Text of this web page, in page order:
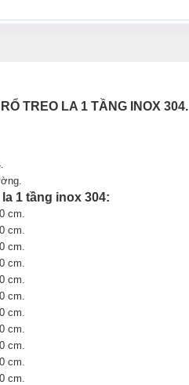
TREO LA 1 TẦNG INOX 304.
1 tầng inox 304:
cm.
cm.
cm.
cm.
cm.
cm.
cm.
cm.
cm.
cm.
cm.